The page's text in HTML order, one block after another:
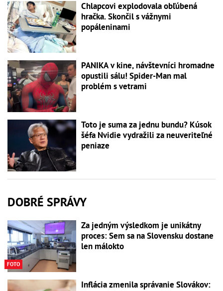
Chlapcovi explodovala obľúbená
hračka. Skončil s vážnymi
popáleninami
PANIKA v kine, návštevníci hromadne
opustili sálu! Spider-Man mal
problém s vetrami
Toto je suma za jednu bundu? Kúsok
šéfa Nvidie vydražili za neuveriteľné
peniaze
DOBRÉ SPRÁVY
FOTO
Za jedným výsledkom je unikátny
proces: Sem sa na Slovensku dostane
len málokto
Inflácia zmenila správanie Slovákov: